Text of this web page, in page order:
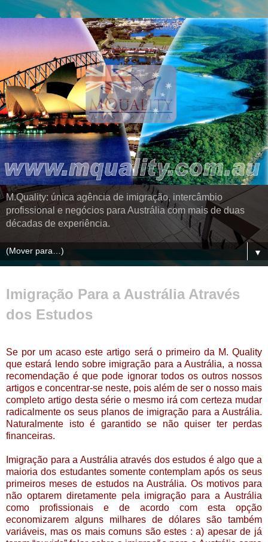
M.Quality: única agência de imigração, intercâmbio
profissional e negócios para Austrália com mais de duas
décadas de experiência.
▼
Imigração Para a Austrália Através
dos Estudos
Se por um acaso este artigo será o primeiro da M. Quality
que estará lendo sobre imigração para a Austrália, a nossa
recomendação é que pode ignorar todos os outros nossos
artigos e concentrar-se neste, pois além de ser o nosso mais
completo artigo desta série o mesmo irá com certeza mudar
radicalmente os seus planos de imigração para a Austrália.
Naturalmente isto é garantido se não quiser ter perdas
financeiras.
Imigração para a Austrália através dos estudos é algo que a
maioria dos estudantes somente contemplam após os seus
primeiros meses de estudos na Austrália. Os motivos para
não optarem diretamente pela imigração para a Austrália
como profissionais e de acordo com esta opção
economizarem alguns milhares de dólares são também
variáveis, mas os mais comuns são estes : a) apesar de já